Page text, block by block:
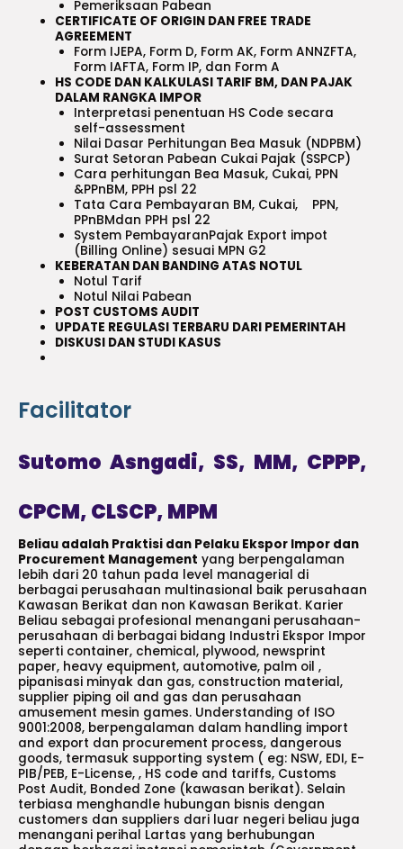
Pemeriksaan Pabean
CERTIFICATE OF ORIGIN DAN FREE TRADE
AGREEMENT
Form IJEPA, Form D, Form AK, Form ANNZFTA,
Form IAFTA, Form IP, dan Form A
HS CODE DAN KALKULASI TARIF BM, DAN PAJAK
DALAM RANGKA IMPOR
Interpretasi penentuan HS Code secara
self-assessment
Nilai Dasar Perhitungan Bea Masuk (NDPBM)
Surat Setoran Pabean Cukai Pajak (SSPCP)
Cara perhitungan Bea Masuk, Cukai, PPN
&PPnBM, PPH psl 22
Tata Cara Pembayaran BM, Cukai, PPN,
PPnBMdan PPH psl 22
System PembayaranPajak Export impot
(Billing Online) sesuai MPN G2
KEBERATAN DAN BANDING ATAS NOTUL
Notul Tarif
Notul Nilai Pabean
POST CUSTOMS AUDIT
UPDATE REGULASI TERBARU DARI PEMERINTAH
DISKUSI DAN STUDI KASUS
Facilitator
Sutomo Asngadi, SS, MM, CPPP,
CPCM, CLSCP, MPM
Beliau adalah Praktisi dan Pelaku Ekspor Impor dan
Procurement Management yang berpengalaman
lebih dari 20 tahun pada level managerial di
berbagai perusahaan multinasional baik perusahaan
Kawasan Berikat dan non Kawasan Berikat. Karier
Beliau sebagai profesional menangani perusahaan-
perusahaan di berbagai bidang Industri Ekspor Impor
seperti container, chemical, plywood, newsprint
paper, heavy equipment, automotive, palm oil ,
pipanisasi minyak dan gas, construction material,
supplier piping oil and gas dan perusahaan
amusement mesin games. Understanding of ISO
9001:2008, berpengalaman dalam handling import
and export dan procurement process, dangerous
goods, termasuk supporting system ( eg: NSW, EDI, E-
PIB/PEB, E-License, , HS code and tariffs, Customs
Post Audit, Bonded Zone (kawasan berikat). Selain
terbiasa menghandle hubungan bisnis dengan
customers dan suppliers dari luar negeri beliau juga
menangani perihal Lartas yang berhubungan